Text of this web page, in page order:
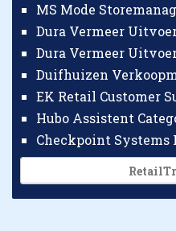
MS Mode
Dura Vermeer
Dura Vermeer
Duifhuizen
EK Retail Customer
Hubo Assistent